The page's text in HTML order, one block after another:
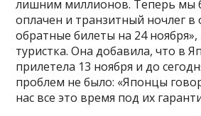
лишним миллионов. Теперь мы
оплачен и транзитный ночлег
обратные билеты на 24 ноября»,
туристка. Она добавила, что в
прилетела 13 ноября и до
проблем не было: «Японцы
нас все это время под их